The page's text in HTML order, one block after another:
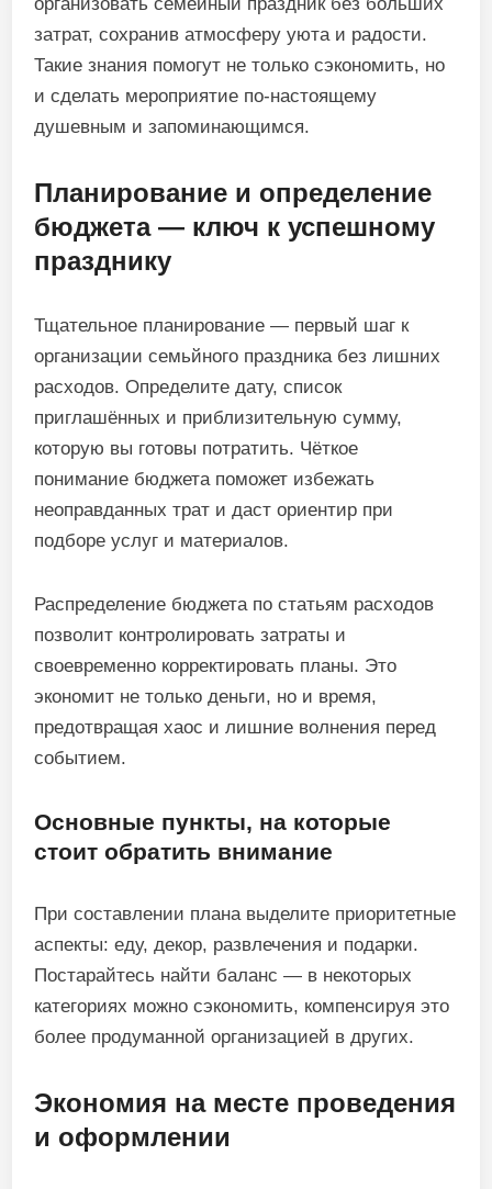
затрат, сохранив атмосферу уюта и радости.
Такие знания помогут не только сэкономить, но
и сделать мероприятие по-настоящему
душевным и запоминающимся.
Планирование и определение
бюджета — ключ к успешному
празднику
Тщательное планирование — первый шаг к
организации семьйного праздника без лишних
расходов. Определите дату, список
приглашённых и приблизительную сумму,
которую вы готовы потратить. Чёткое
понимание бюджета поможет избежать
неоправданных трат и даст ориентир при
подборе услуг и материалов.
Распределение бюджета по статьям расходов
позволит контролировать затраты и
своевременно корректировать планы. Это
экономит не только деньги, но и время,
предотвращая хаос и лишние волнения перед
событием.
Основные пункты, на которые
стоит обратить внимание
При составлении плана выделите приоритетные
аспекты: еду, декор, развлечения и подарки.
Постарайтесь найти баланс — в некоторых
категориях можно сэкономить, компенсируя это
более продуманной организацией в других.
Экономия на месте проведения
и оформлении